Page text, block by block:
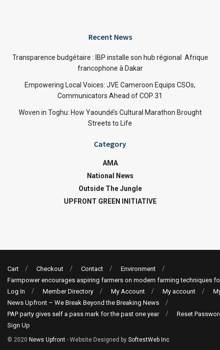
Recent News
Transparence budgétaire : IBP installe son hub régional Afrique
francophone à Dakar
Empowering Local Voices: JVE Cameroon Equips CSOs,
Communicators Ahead of COP 31
Woven in Toghu: How Yaoundé’s Cultural Marathon Brought
Streets to Life
Category
AMA
National News
Outside The Jungle
UPFRONT GREEN INITIATIVE
Cart Checkout Contact
Environment
Farmpower encourages aspiring farmers on modern farming techniques
Log In
Member Directory My Account My account
News Upfront – We Break Beyond the Breaking News
PAP party gives self a pass mark for the past one year
Reset
Sign Up
© 2020 News Upfront - Website Designed by SoftestWeb Inc.